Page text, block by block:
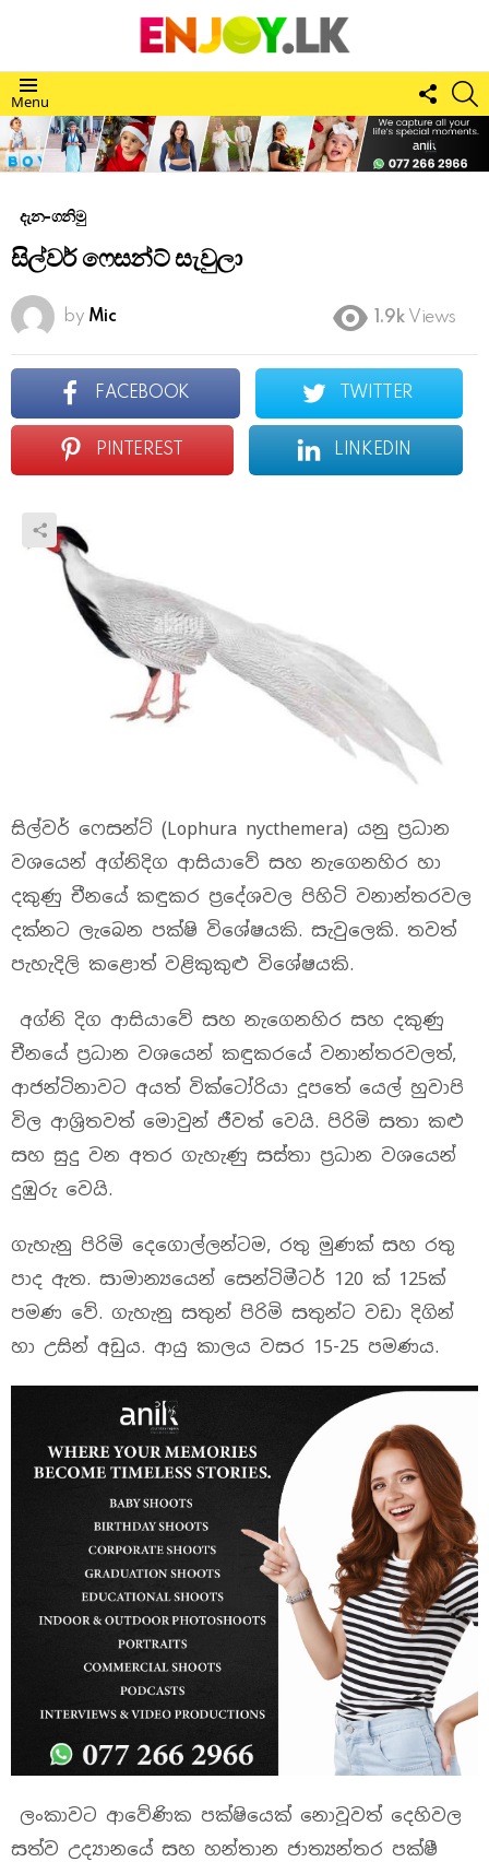
Menu
US
දැන-ගනිමු
සිල්වර් ෆෙසන්ට් සැවුලා
by Mic 1.9k Views
FACEBOOK TWITTER
PINTEREST LINKEDIN
සිල්වර් ෆෙසන්ට් (Lophura nycthemera) යනු ප්‍රධාන
වශයෙන් අග්නිදිග ආසියාවේ සහ නැගෙනහිර හා
දකුණු චීනයේ කඳුකර ප්‍රදේශවල පිහිටි වනාන්තරවල
දක්නට ලැබෙන පක්ෂි විශේෂයකි. සැවුලෙකි. තවත්
පැහැදිලි කළොත් වළිකුකුළු විශේෂයකි.
අග්නි දිග ආසියාවේ සහ නැගෙනහිර සහ දකුණු
චීනයේ ප්‍රධාන වශයෙන් කඳුකරයේ වනාන්තරවලත්,
ආජන්ටිනාවට අයත් වික්ටෝරියා දූපතේ යෙල් හුවාපි
විල ආශ්‍රිතවත් මොවුන් ජීවත් වෙයි. පිරිමි සතා කළු
සහ සුදු වන අතර ගැහැණු සස්තා ප්‍රධාන වශයෙන්
දුඹුරු වෙයි.
ගැහැනු පිරිමි දෙගොල්ලන්ටම, රතු මුණක් සහ රතු
පාද ඇත. සාමාන්‍යයෙන් සෙන්ටිමීටර් 120 ක් 125ක්
පමණ වේ. ගැහැනු සතුන් පිරිමි සතුන්ට වඩා දිගින්
හා උසින් අඩුය. ආයු කාලය වසර 15-25 පමණය.
ලංකාවට ආවේණික පක්ෂියෙක් නොවූවත් දෙහිවල
සත්ව උද්‍යානයේ සහ හන්තාන ජාත්‍යන්තර පක්ෂී